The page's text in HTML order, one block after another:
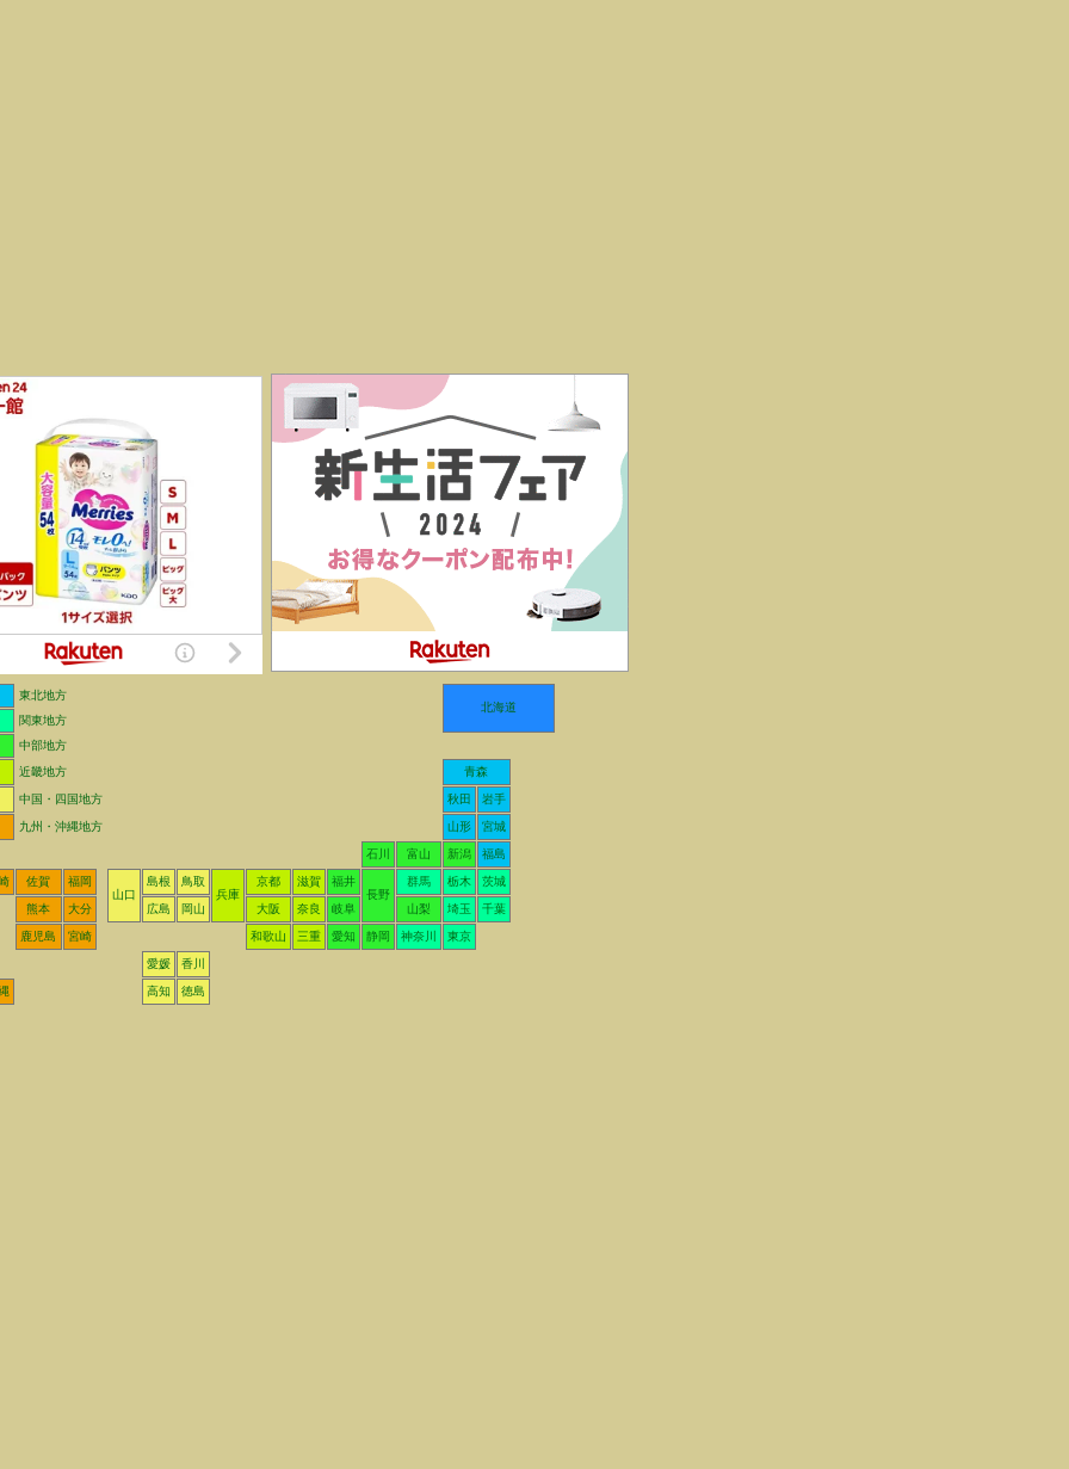
東北地方
北海道
関東地方
中部地方
近畿地方
青森
中国・四国地方 秋田 岩手
九州・沖縄地方 山形 宮城
石川 富山 新潟 福島
佐賀
福岡
山口
島根
鳥取
兵庫
京都 滋賀
福井
長野
群馬 栃木 茨城
熊本 大分 広島 岡山 大阪 奈良 岐阜 山梨 埼玉 千葉
鹿児島 宮崎 和歌山 三重 愛知 静岡 神奈川 東京
愛媛 香川
高知 徳島